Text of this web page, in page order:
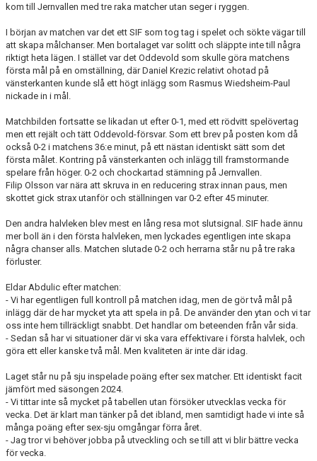
kom till Jernvallen med tre raka matcher utan seger i ryggen.
I början av matchen var det ett SIF som tog tag i spelet och sökte vägar till
att skapa målchanser. Men bortalaget var solitt och släppte inte till några
riktigt heta lägen. I stället var det Oddevold som skulle göra matchens
första mål på en omställning, där Daniel Krezic relativt ohotad på
vänsterkanten kunde slå ett högt inlägg som Rasmus Wiedsheim-Paul
nickade in i mål.
Matchbilden fortsatte se likadan ut efter 0-1, med ett rödvitt spelövertag
men ett rejält och tätt Oddevold-försvar. Som ett brev på posten kom då
också 0-2 i matchens 36:e minut, på ett nästan identiskt sätt som det
första målet. Kontring på vänsterkanten och inlägg till framstormande
spelare från höger. 0-2 och chockartad stämning på Jernvallen.
Filip Olsson var nära att skruva in en reducering strax innan paus, men
skottet gick strax utanför och ställningen var 0-2 efter 45 minuter.
Den andra halvleken blev mest en lång resa mot slutsignal. SIF hade ännu
mer boll än i den första halvleken, men lyckades egentligen inte skapa
några chanser alls. Matchen slutade 0-2 och herrarna står nu på tre raka
förluster.
Eldar Abdulic efter matchen:
- Vi har egentligen full kontroll på matchen idag, men de gör två mål på
inlägg där de har mycket yta att spela in på. De använder den ytan och vi tar
oss inte hem tillräckligt snabbt. Det handlar om beteenden från vår sida.
- Sedan så har vi situationer där vi ska vara effektivare i första halvlek, och
göra ett eller kanske två mål. Men kvaliteten är inte där idag.
Laget står nu på sju inspelade poäng efter sex matcher. Ett identiskt facit
jämfört med säsongen 2024.
- Vi tittar inte så mycket på tabellen utan försöker utvecklas vecka för
vecka. Det är klart man tänker på det ibland, men samtidigt hade vi inte så
många poäng efter sex-sju omgångar förra året.
- Jag tror vi behöver jobba på utveckling och se till att vi blir bättre vecka
för vecka.